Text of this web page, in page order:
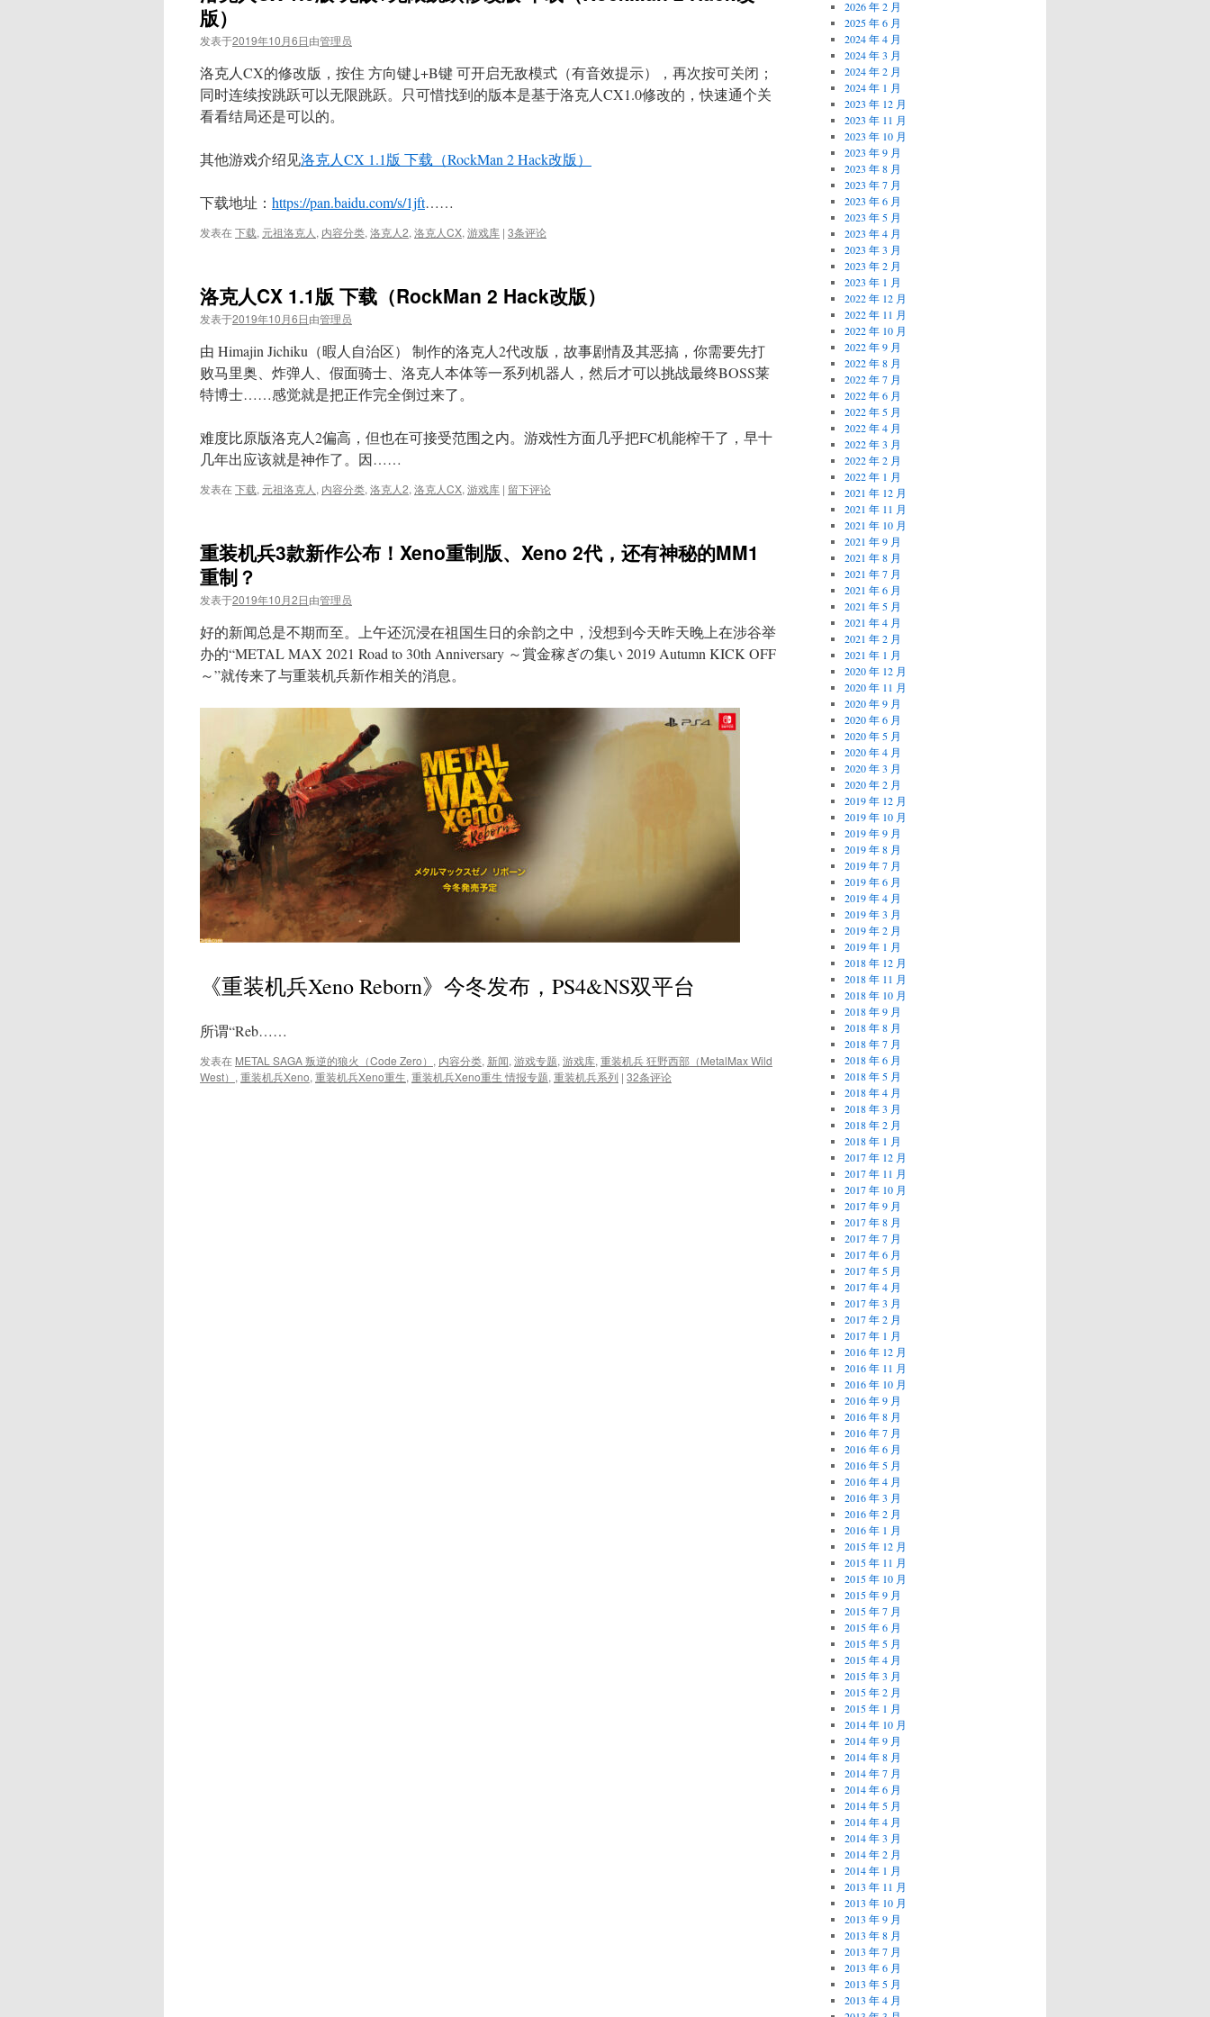
版）
发表于2019年10月6日由管理员
洛克人CX的修改版，按住 方向键↓+B键 可开启无敌模式（有音效提示），再次按可关闭；
同时连续按跳跃可以无限跳跃。只可惜找到的版本是基于洛克人CX1.0修改的，快速通个关
看看结局还是可以的。
其他游戏介绍见洛克人CX 1.1版 下载（RockMan 2 Hack改版）
下载地址： https://pan.baidu.com/s/1jft……
发表在下载, 元祖洛克人 , 内容分类, 洛克人2, 洛克人CX, 游戏库 | 3条评论
洛克人CX 1.1版 下载（RockMan 2 Hack改版）
发表于2019年10月6日由管理员
由 Himajin Jichiku（暇人自治区） 制作的洛克人2代改版，故事剧情及其恶搞，你需要先打
败马里奥、炸弹人、假面骑士、洛克人本体等一系列机器人，然后才可以挑战最终BOSS莱
特博士……感觉就是把正作完全倒过来了。
难度比原版洛克人2偏高，但也在可接受范围之内。游戏性方面几乎把FC机能榨干了，早十
几年出应该就是神作了。因……
发表在下载, 元祖洛克人 , 内容分类, 洛克人2, 洛克人CX, 游戏库 | 留下评论
重装机兵3款新作公布！Xeno重制版、Xeno 2代，还有神秘的MM1
重制？
发表于2019年10月2日由管理员
好的新闻总是不期而至。上午还沉浸在祖国生日的余韵之中，没想到今天昨天晚上在涉谷举
办的“METAL MAX 2021 Road to 30th Anniversary ～賞金稼ぎの集い 2019 Autumn KICK OFF
～”就传来了与重装机兵新作相关的消息。
《重装机兵Xeno Reborn》今冬发布，PS4&NS双平台
所谓“Reb……
发表在 METAL SAGA 叛逆的狼火（Code Zero） , 内容分类, 新闻, 游戏专题, 游戏库, 重装机兵 狂野西部（MetalMax Wild
West） , 重装机兵Xeno, 重装机兵Xeno重生, 重装机兵Xeno重生 情报专题, 重装机兵系列 | 32条评论
2026 年 2 月
2025 年 6 月
2024 年 4 月
2024 年 3 月
2024 年 2 月
2024 年 1 月
2023 年 12 月
2023 年 11 月
2023 年 10 月
2023 年 9 月
2023 年 8 月
2023 年 7 月
2023 年 6 月
2023 年 5 月
2023 年 4 月
2023 年 3 月
2023 年 2 月
2023 年 1 月
2022 年 12 月
2022 年 11 月
2022 年 10 月
2022 年 9 月
2022 年 8 月
2022 年 7 月
2022 年 6 月
2022 年 5 月
2022 年 4 月
2022 年 3 月
2022 年 2 月
2022 年 1 月
2021 年 12 月
2021 年 11 月
2021 年 10 月
2021 年 9 月
2021 年 8 月
2021 年 7 月
2021 年 6 月
2021 年 5 月
2021 年 4 月
2021 年 2 月
2021 年 1 月
2020 年 12 月
2020 年 11 月
2020 年 9 月
2020 年 6 月
2020 年 5 月
2020 年 4 月
2020 年 3 月
2020 年 2 月
2019 年 12 月
2019 年 10 月
2019 年 9 月
2019 年 8 月
2019 年 7 月
2019 年 6 月
2019 年 4 月
2019 年 3 月
2019 年 2 月
2019 年 1 月
2018 年 12 月
2018 年 11 月
2018 年 10 月
2018 年 9 月
2018 年 8 月
2018 年 7 月
2018 年 6 月
2018 年 5 月
2018 年 4 月
2018 年 3 月
2018 年 2 月
2018 年 1 月
2017 年 12 月
2017 年 11 月
2017 年 10 月
2017 年 9 月
2017 年 8 月
2017 年 7 月
2017 年 6 月
2017 年 5 月
2017 年 4 月
2017 年 3 月
2017 年 2 月
2017 年 1 月
2016 年 12 月
2016 年 11 月
2016 年 10 月
2016 年 9 月
2016 年 8 月
2016 年 7 月
2016 年 6 月
2016 年 5 月
2016 年 4 月
2016 年 3 月
2016 年 2 月
2016 年 1 月
2015 年 12 月
2015 年 11 月
2015 年 10 月
2015 年 9 月
2015 年 7 月
2015 年 6 月
2015 年 5 月
2015 年 4 月
2015 年 3 月
2015 年 2 月
2015 年 1 月
2014 年 10 月
2014 年 9 月
2014 年 8 月
2014 年 7 月
2014 年 6 月
2014 年 5 月
2014 年 4 月
2014 年 3 月
2014 年 2 月
2014 年 1 月
2013 年 11 月
2013 年 10 月
2013 年 9 月
2013 年 8 月
2013 年 7 月
2013 年 6 月
2013 年 5 月
2013 年 4 月